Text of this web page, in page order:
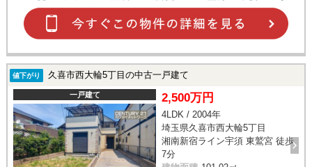
値下がり 久喜市西大輪5丁目の中古一戸建て
一戸建て 2,500万円
4LDK / 2004年
埼玉県久喜市西大輪5丁目
湘南新宿ライン宇須 東鷲宮 徒歩
7分